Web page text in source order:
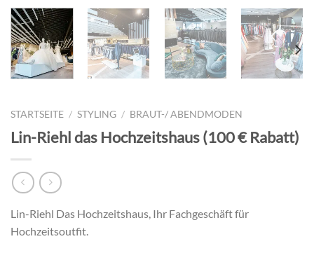
STARTSEITE / STYLING / BRAUT-/ ABENDMODEN
Lin-Riehl das Hochzeitshaus (100 € Rabatt)
Lin-Riehl Das Hochzeitshaus, Ihr Fachgeschäft für
Hochzeitsoutfit.